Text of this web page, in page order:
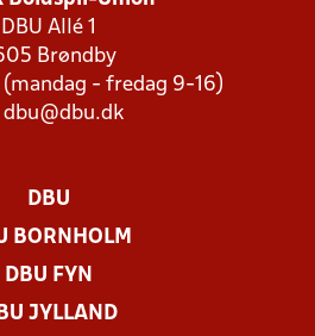
DBU Allé 1
Brøndby
(mandag - fredag 9-16)
dbu@dbu.dk
DBU
BORNHOLM
DBU FYN
JYLLAND